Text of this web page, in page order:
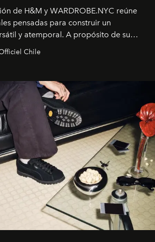
de H&M y WARDROBE.NYC reúne
pensadas para construir un
y atemporal. A propósito de su
y jefa de diseño global de la marca
de la propuesta.
Chile